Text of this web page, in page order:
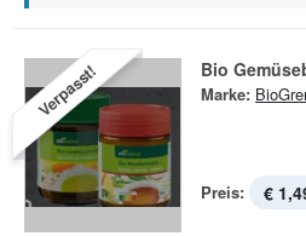
Verpasst! Bio
Marke:
Preis: €